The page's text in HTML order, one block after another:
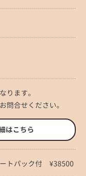
ります。
問合せください。
はこちら
トパック付 ¥38500